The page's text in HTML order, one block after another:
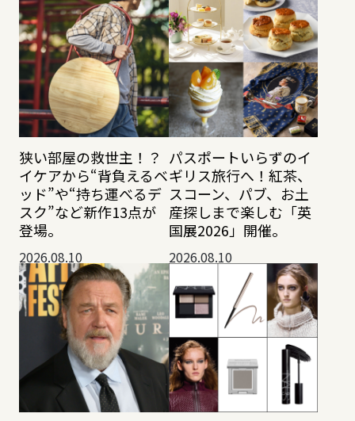
狭い部屋の救世主！？
イケアから“背負えるベ
ッド”や“持ち運べるデ
スク”など新作13点が
登場。
2026.08.10
パスポートいらずのイ
ギリス旅行へ！紅茶、
スコーン、パブ、お土
産探しまで楽しむ「英
国展2026」開催。
2026.08.10